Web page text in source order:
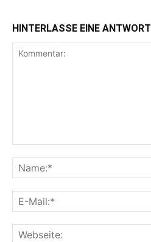
HINTERLASSE EINE ANTWORT